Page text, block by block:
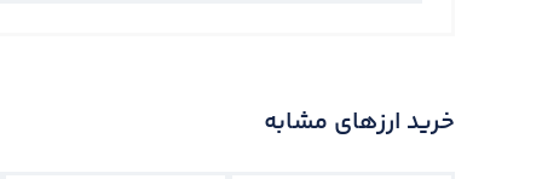
خرید ارزهای مشابه